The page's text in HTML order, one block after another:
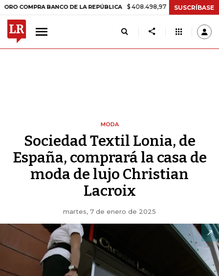
BANCO DE LA REPÚBLICA $ 408.498,97 +$ 8.753,81 +2,19%
SUSCRÍBASE
MODA
Sociedad Textil Lonia, de
España, comprará la casa de
moda de lujo Christian
Lacroix
martes, 7 de enero de 2025